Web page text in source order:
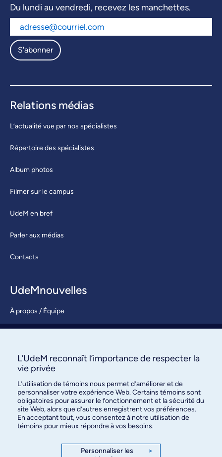
Du lundi au vendredi, recevez les manchettes.
S'abonner
Relations médias
L’actualité vue par nos spécialistes
Répertoire des spécialistes
Album photos
Filmer sur le campus
UdeM en bref
Parler aux médias
Contacts
UdeMnouvelles
À propos / Équipe
S’abonner
des relations publiques
L’UdeM reconnaît l’importance de respecter la
vie privée
L’utilisation de témoins nous permet d’améliorer et de
personnaliser votre expérience Web. Certains témoins sont
obligatoires pour assurer le fonctionnement et la sécurité du
site Web, alors que d’autres enregistrent vos préférences.
En acceptant tout, vous consentez à notre utilisation de
témoins pour mieux répondre à vos besoins.
Personnaliser les
>